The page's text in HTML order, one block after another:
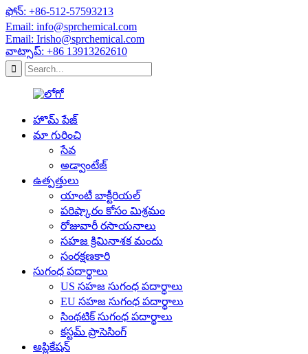
ఫోన్: +86-512-57593213
Email: info@sprchemical.com
Email: Irisho@sprchemical.com
వాట్సాప్: +86 13913262610
హొమ్ పేజ్
మా గురించి
సేవ
అడ్వాంటేజ్
ఉత్పత్తులు
యాంటీ బాక్టీరియల్
పరిష్కారం కోసం మిశ్రమం
రోజువారీ రసాయనాలు
సహజ క్రిమినాశక మందు
సంరక్షణకారి
సుగంధ పదార్థాలు
US సహజ సుగంధ పదార్థాలు
EU సహజ సుగంధ పదార్థాలు
సింథటిక్ సుగంధ పదార్థాలు
కస్టమ్ ప్రాసెసింగ్
అప్లికేషన్